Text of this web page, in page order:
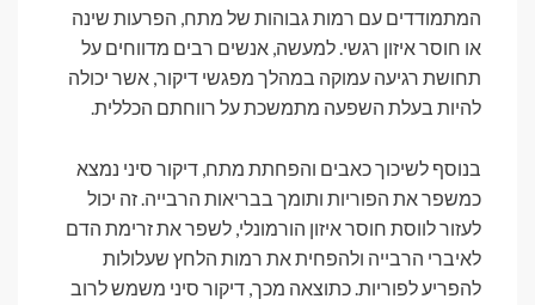
המתמודדים עם רמות גבוהות של מתח, הפרעות שינה
או חוסר איזון רגשי. למעשה, אנשים רבים מדווחים על
תחושת רגיעה עמוקה במהלך מפגשי דיקור, אשר יכולה
להיות בעלת השפעה מתמשכת על רווחתם הכללית.
בנוסף לשיכוך כאבים והפחתת מתח, דיקור סיני נמצא
כמשפר את הפוריות ותומך בבריאות הרבייה. זה יכול
לעזור לווסת חוסר איזון הורמונלי, לשפר את זרימת הדם
לאיברי הרבייה ולהפחית את רמות הלחץ שעלולות
להפריע לפוריות. כתוצאה מכך, דיקור סיני משמש לרוב